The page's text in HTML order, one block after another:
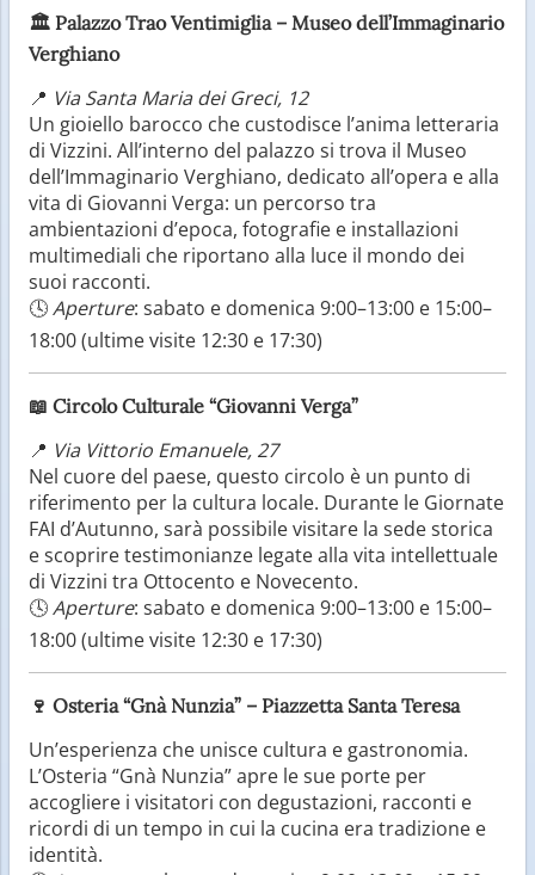
🏛️ Palazzo Trao Ventimiglia – Museo dell’Immaginario
Verghiano
📍 Via Santa Maria dei Greci, 12
Un gioiello barocco che custodisce l’anima letteraria
di Vizzini. All’interno del palazzo si trova il Museo
dell’Immaginario Verghiano, dedicato all’opera e alla
vita di Giovanni Verga: un percorso tra
ambientazioni d’epoca, fotografie e installazioni
multimediali che riportano alla luce il mondo dei
suoi racconti.
🕓Aperture: sabato e domenica 9:00–13:00 e 15:00–
18:00 (ultime visite 12:30 e 17:30)
📖 Circolo Culturale “Giovanni Verga”
📍 Via Vittorio Emanuele, 27
Nel cuore del paese, questo circolo è un punto di
riferimento per la cultura locale. Durante le Giornate
FAI d’Autunno, sarà possibile visitare la sede storica
e scoprire testimonianze legate alla vita intellettuale
di Vizzini tra Ottocento e Novecento.
🕓Aperture: sabato e domenica 9:00–13:00 e 15:00–
18:00 (ultime visite 12:30 e 17:30)
🍷 Osteria “Gnà Nunzia” – Piazzetta Santa Teresa
Un’esperienza che unisce cultura e gastronomia.
L’Osteria “Gnà Nunzia” apre le sue porte per
accogliere i visitatori con degustazioni, racconti e
ricordi di un tempo in cui la cucina era tradizione e
identità.